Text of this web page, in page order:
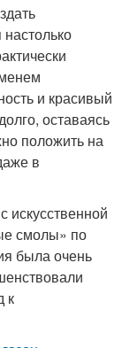
и красивый
оставаясь
положить на
в
искусственной
смолы» по
была очень
к